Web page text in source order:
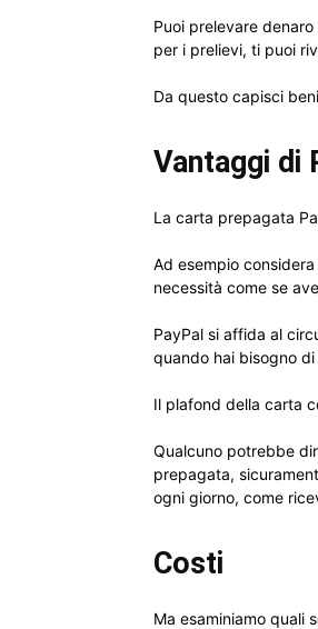
Puoi prelevare
per i prelievi, ti puoi
Da questo capisci
Vantaggi di
La carta prepagata
Ad esempio
necessità come se
PayPal si affida al
quando hai bisogno
Il plafond della carta
Qualcuno potrebbe
prepagata,
ogni giorno, come
Costi
Ma esaminiamo quali